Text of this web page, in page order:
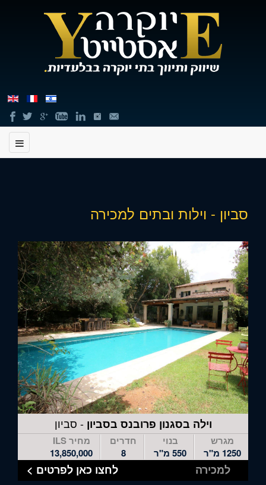
מרכזי,
באפשרותך
אנטר
כדי
לדלג
לאזור
הבא
סביון - וילות ובתים למכירה
וילה בסגנון פרובנס בסביון- סביון
מגרש
1250 מ"ר
בנוי
550 מ"ר
חדרים
8
מחיר ILS
13,850,000
למכירה לחצו כאן לפרטים >